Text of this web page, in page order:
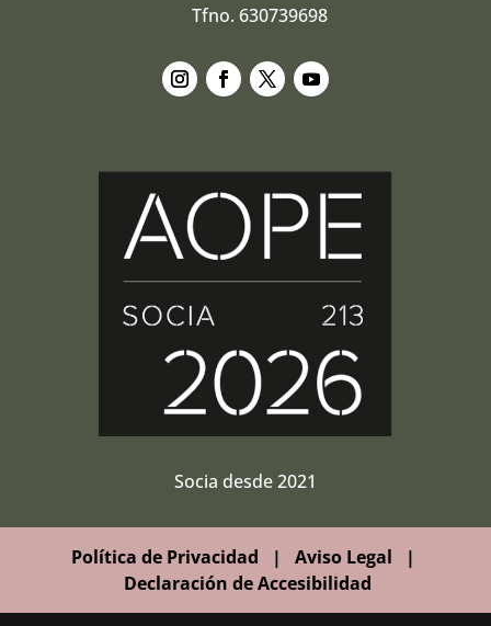
Tfno. 630739698
Socia desde 2021
Política de Privacidad | Aviso Legal |
Declaración de Accesibilidad